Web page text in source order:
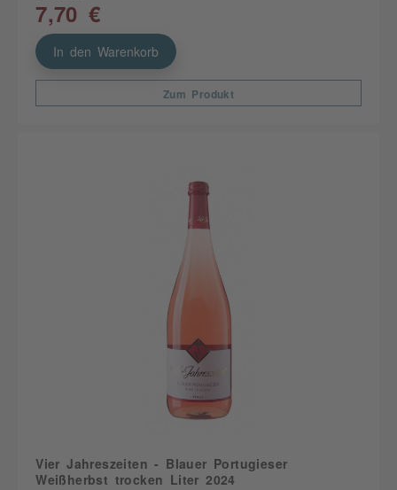
7,70 €
In den Warenkorb
Zum Produkt
Vier Jahreszeiten - Blauer Portugieser
Weißherbst trocken Liter 2024